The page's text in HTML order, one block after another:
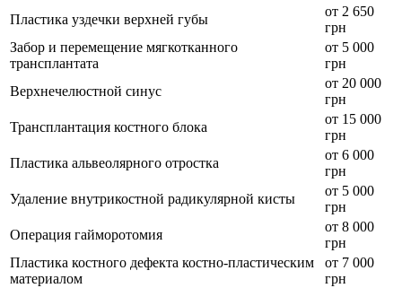
Пластика уздечки верхней губы
от 2 650
грн
Забор и перемещение мягкотканного
трансплантата
от 5 000
грн
Верхнечелюстной синус
от 20 000
грн
Трансплантация костного блока
от 15 000
грн
Пластика альвеолярного отростка
от 6 000
грн
Удаление внутрикостной радикулярной кисты
от 5 000
грн
Операция гайморотомия
от 8 000
грн
Пластика костного дефекта костно-пластическим
материалом
от 7 000
грн